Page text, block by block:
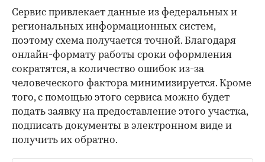
Сервис привлекает данные из федеральных и
региональных информационных систем,
поэтому схема получается точной. Благодаря
онлайн-формату работы сроки оформления
сократятся, а количество ошибок из-за
человеческого фактора минимизируется. Кроме
того, с помощью этого сервиса можно будет
подать заявку на предоставление этого участка,
подписать документы в электронном виде и
получить их обратно.